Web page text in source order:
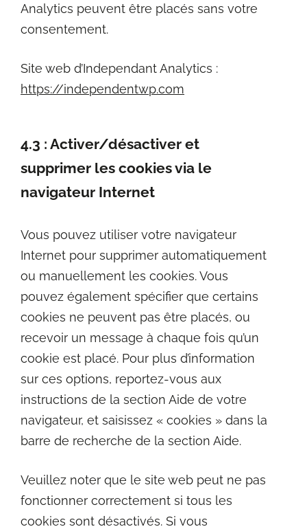
Analytics peuvent être placés sans votre
consentement.
Site web d’Independant Analytics :
https://independentwp.com
4.3 : Activer/désactiver et
supprimer les cookies via le
navigateur Internet
Vous pouvez utiliser votre navigateur
Internet pour supprimer automatiquement
ou manuellement les cookies. Vous
pouvez également spécifier que certains
cookies ne peuvent pas être placés, ou
recevoir un message à chaque fois qu’un
cookie est placé. Pour plus d’information
sur ces options, reportez-vous aux
instructions de la section Aide de votre
navigateur, et saisissez « cookies » dans la
barre de recherche de la section Aide.
Veuillez noter que le site web peut ne pas
fonctionner correctement si tous les
cookies sont désactivés. Si vous